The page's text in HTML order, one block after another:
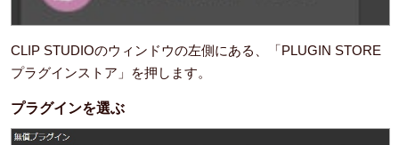
CLIP STUDIOのウィンドウの左側にある、「PLUGIN STORE
プラグインストア」を押します。
プラグインを選ぶ